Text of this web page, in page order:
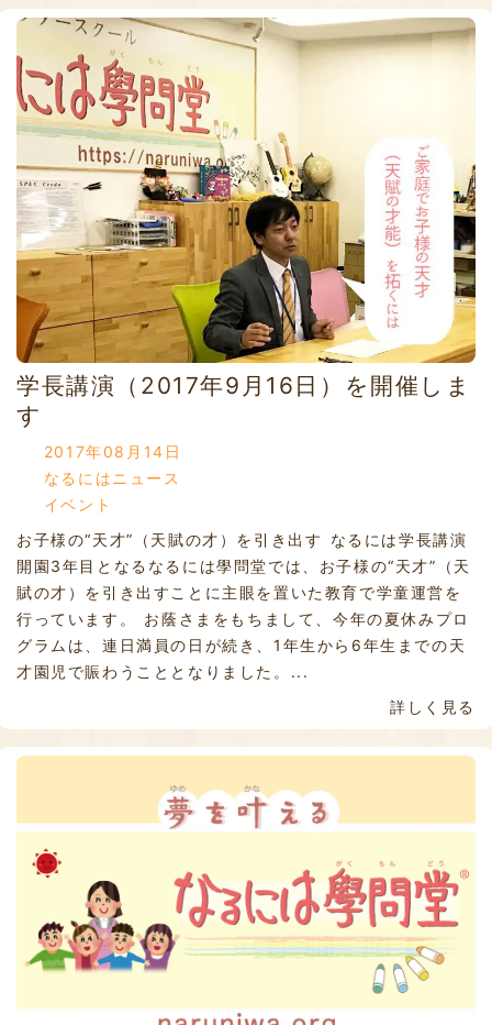
学長講演（2017年9月16日）を開催しま
す
2017年08月14日
なるにはニュース
イベント
お子様の“天才”（天賦の才）を引き出す なるには学長講演
開園3年目となるなるには學問堂では、お子様の“天才”（天
賦の才）を引き出すことに主眼を置いた教育で学童運営を
行っています。 お蔭さまをもちまして、今年の夏休みプロ
グラムは、連日満員の日が続き、1年生から6年生までの天
才園児で賑わうこととなりました。...
詳しく見る